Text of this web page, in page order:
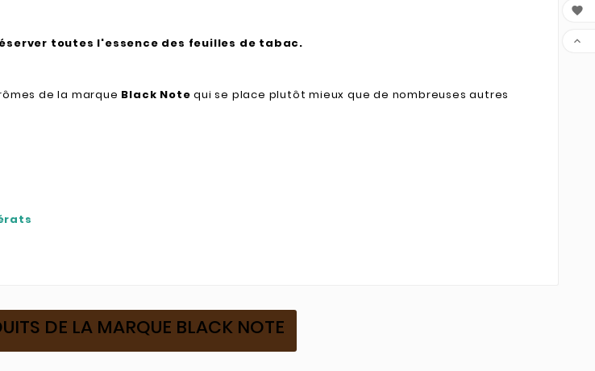
toutes l'essence des feuilles de tabac.
de la marque Black Note qui se place plutôt mieux que de nombreuses autres
DE LA MARQUE BLACK NOTE

